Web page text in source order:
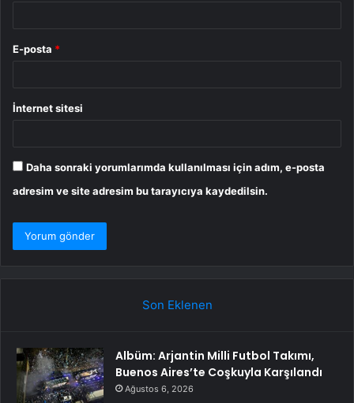
E-posta *
İnternet sitesi
Daha sonraki yorumlarımda kullanılması için adım, e-posta
adresim ve site adresim bu tarayıcıya kaydedilsin.
Son Eklenen
Albüm: Arjantin Milli Futbol Takımı,
Buenos Aires’te Coşkuyla Karşılandı
Ağustos 6, 2026